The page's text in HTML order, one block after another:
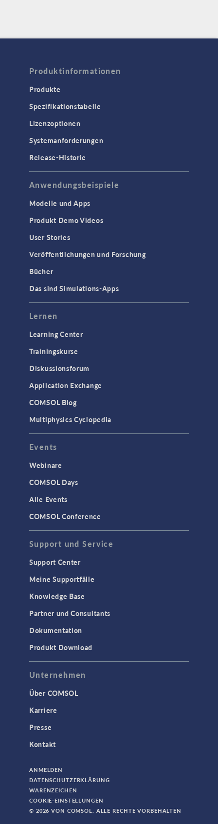
Produktinformationen
Produkte
Spezifikationstabelle
Lizenzoptionen
Systemanforderungen
Release-Historie
Anwendungsbeispiele
Modelle und Apps
Produkt Demo Videos
User Stories
Veröffentlichungen und Forschung
Bücher
Das sind Simulations-Apps
Lernen
Learning Center
Trainingskurse
Diskussionsforum
Application Exchange
COMSOL Blog
Multiphysics Cyclopedia
Events
Webinare
COMSOL Days
Alle Events
COMSOL Conference
Support und Service
Support Center
Meine Supportfälle
Knowledge Base
Partner und Consultants
Dokumentation
Produkt Download
Unternehmen
Über COMSOL
Karriere
Presse
Kontakt
ANMELDEN
DATENSCHUTZERKLÄRUNG
WARENZEICHEN
COOKIE-EINSTELLUNGEN
© 2026 VON COMSOL. ALLE RECHTE VORBEHALTEN